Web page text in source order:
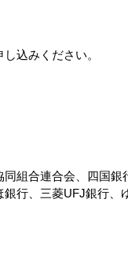
込みください。
組合連合会、四国銀
行、三菱UFJ銀行、